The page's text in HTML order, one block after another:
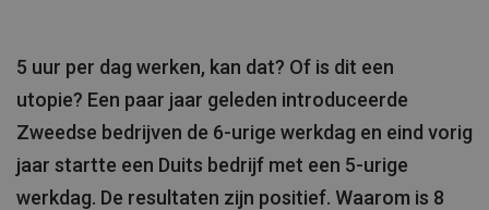
5 uur per dag werken, kan dat? Of is dit een
utopie? Een paar jaar geleden introduceerde
Zweedse bedrijven de 6-urige werkdag en eind vorig
jaar startte een Duits bedrijf met een 5-urige
werkdag. De resultaten zijn positief. Waarom is 8